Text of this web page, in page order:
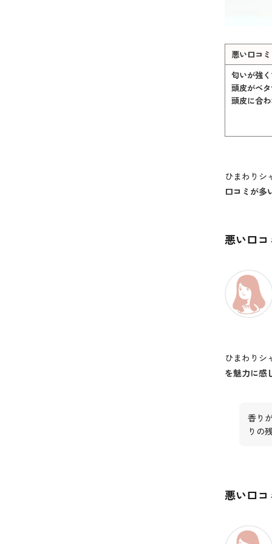
悪い口コミ
匂いが強
頭皮がベ
頭皮に合
ひまわりシ
口コミが多
悪い口
ひまわりシ
を魅力に感
香り
りの
悪い口